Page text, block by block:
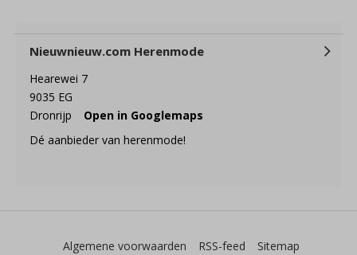
Nieuwnieuw.com Herenmode
Hearewei 7
9035 EG
Dronrijp
Open in Googlemaps
Dé aanbieder van herenmode!
Algemene voorwaarden RSS-feed Sitemap